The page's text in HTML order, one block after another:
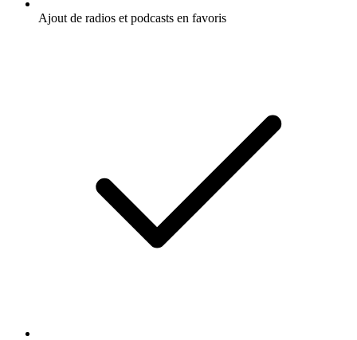
Ajout de radios et podcasts en favoris